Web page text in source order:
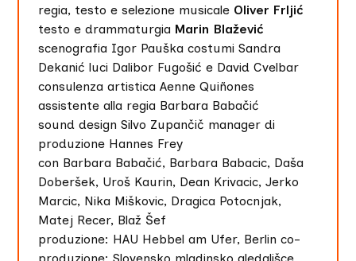
regia, testo e selezione musicale Oliver Frljić
testo e drammaturgia Marin Blažević
scenografia Igor Pauška costumi Sandra
Dekanić luci Dalibor Fugošić e David Cvelbar
consulenza artistica Aenne Quiñones
assistente alla regia Barbara Babačić
sound design Silvo Zupančič manager di
produzione Hannes Frey
con Barbara Babačić, Barbara Babacic, Daša
Doberšek, Uroš Kaurin, Dean Krivacic, Jerko
Marcic, Nika Miškovic, Dragica Potocnjak,
Matej Recer, Blaž Šef
produzione: HAU Hebbel am Ufer, Berlin co-